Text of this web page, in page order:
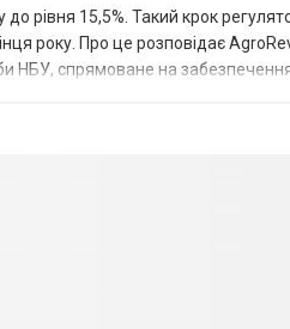
рівня 15,5%. Такий крок
року. Про це розповідає
НБУ, спрямоване на